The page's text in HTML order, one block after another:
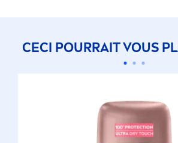
CECI POURRAIT VOUS